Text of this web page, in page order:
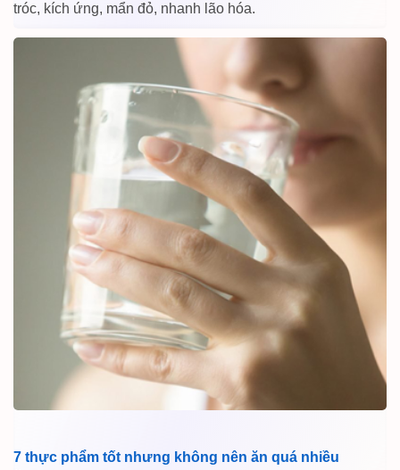
tróc, kích ứng, mẩn đỏ, nhanh lão hóa.
7 thực phẩm tốt nhưng không nên ăn quá nhiều